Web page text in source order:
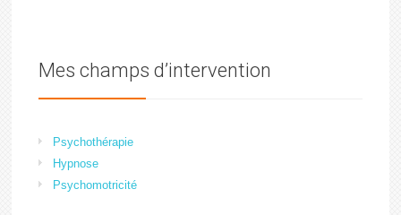
Mes champs d’intervention
Psychothérapie
Hypnose
Psychomotricité